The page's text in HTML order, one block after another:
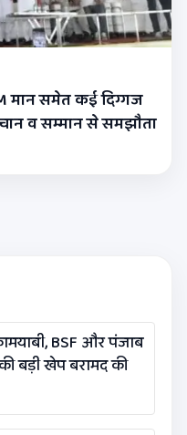
मान समेत कई दिग्गज
व सम्मान से समझौता
BSF और पंजाब
बड़ी खेप बरामद की